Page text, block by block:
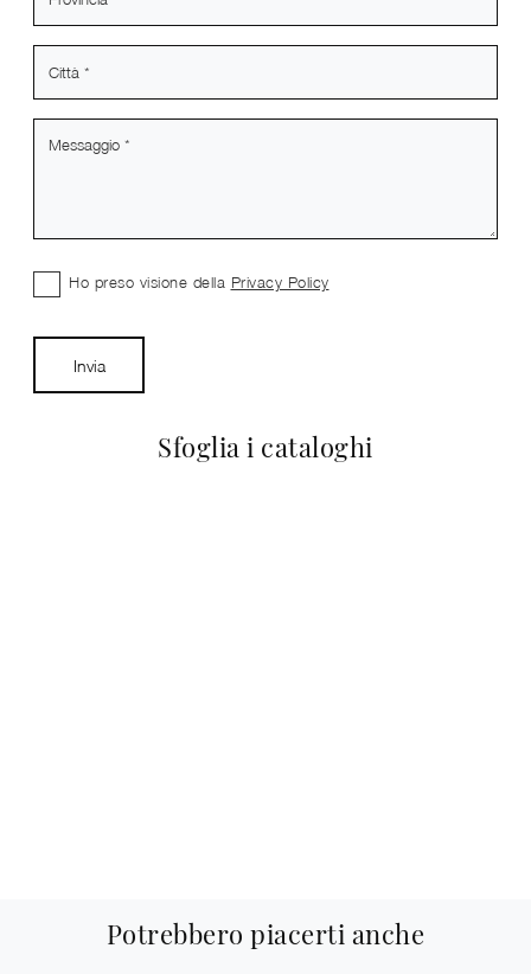
Sfoglia i cataloghi
Ho preso visione della Privacy Policy
Invia
Potrebbero piacerti anche